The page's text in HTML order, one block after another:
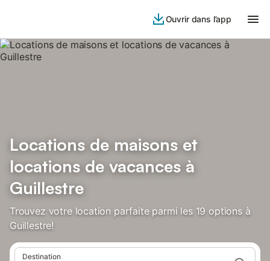
Ouvrir dans l’app
Locations de maisons et
locations de vacances à
Guillestre
Trouvez votre location parfaite parmi les 19 options à
Guillestre!
Destination